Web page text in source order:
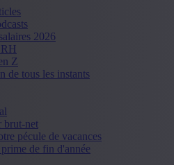
2026
Z
de tous les instants
brut-net
pécule de vacances
de fin d'année